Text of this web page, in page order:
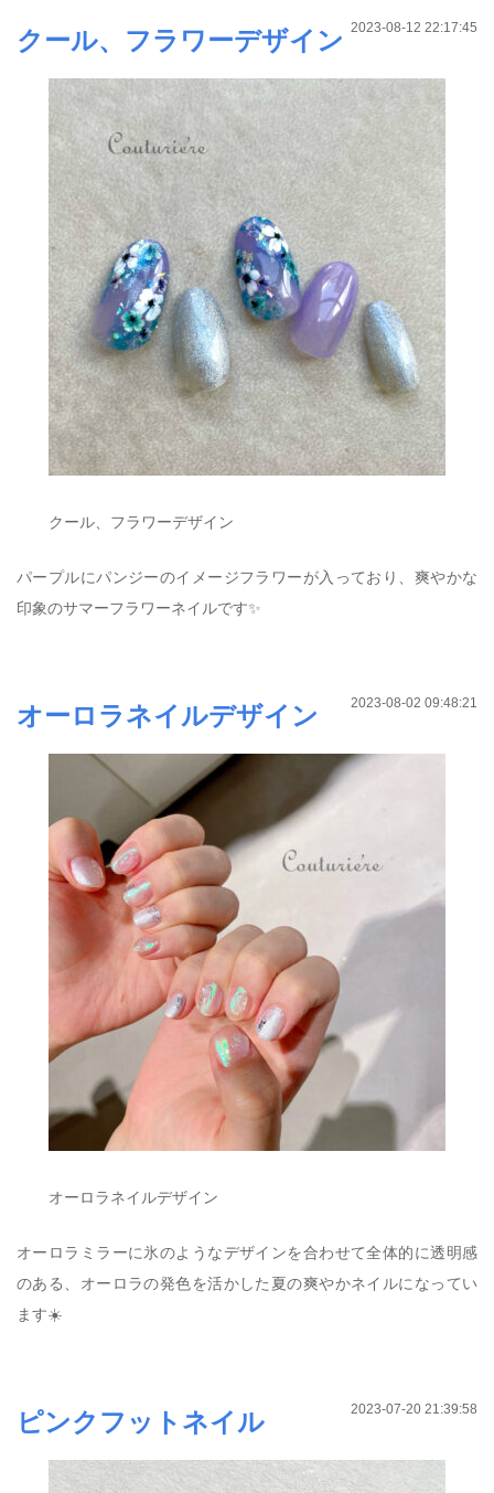
2023-08-12 22:17:45
クール、フラワーデザイン
クール、フラワーデザイン
パープルにパンジーのイメージフラワーが入っており、爽やかな
印象のサマーフラワーネイルです✨
2023-08-02 09:48:21
オーロラネイルデザイン
オーロラネイルデザイン
オーロラミラーに氷のようなデザインを合わせて全体的に透明感
のある、オーロラの発色を活かした夏の爽やかネイルになってい
ます☀️
2023-07-20 21:39:58
ピンクフットネイル